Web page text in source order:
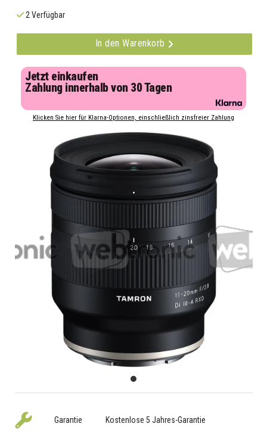
2 Verfügbar
In den Warenkorb
Jetzt einkaufen
Zahlung innerhalb von 30 Tagen
Klicken Sie hier für Klarna-Optionen, einschließlich zinsfreier Zahlung
Garantie Kostenlose 5 Jahres-Garantie